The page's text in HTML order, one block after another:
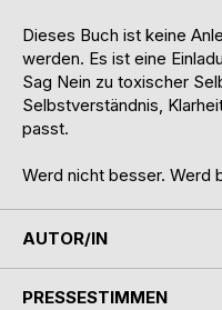
Dieses Buch ist keine
werden. Es ist eine
Sag Nein zu toxischer
Selbstverständnis,
passt.
Werd nicht besser. Werd
AUTOR/IN
PRESSESTIMMEN